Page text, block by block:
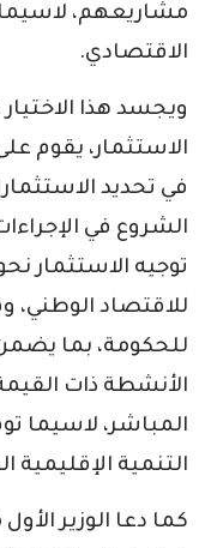
مشاريعهم، لاسيما
الاقتصادي.
ويجسد هذا
الاستثمار، يقوم
في تحديد
الشروع في
توجيه الاستثمار
للاقتصاد الوطني،
للحكومة، بما
الأنشطة ذات
المباشر، لاسيما
التنمية الإقليمية
كما دعا الوزير